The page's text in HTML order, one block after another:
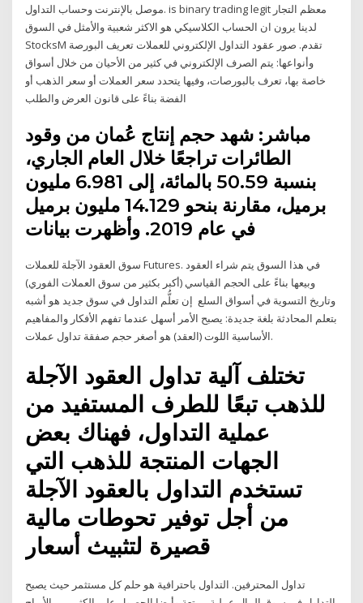
موصل بالإنترنت وحساب التداول. is binary trading legit معظم التجار
لدينا يرون ان الحساب الكلاسيكي هو الاكثر شعبية والأمثل في السوق
StocksM تقدم. صور عقود التداول الإلكتروني للعملات تعريف البورصة
وأنواعها: يتم الصرف الإلكتروني في كثير من الأحيان من خلال أسواق
خاصة بها، تعرف بالبورصات، وفيها يتحدد سعر العملات أو سعر الذهب أو
الفضة بناءً على قانون العرض والطلب
مباشر: شهد حجم إنتاج عُمان من وقود
الطائرات تراجعًا خلال العام الجاري،
بنسبة 50.59 بالمائة، إلى 6.981 مليون
برميل، مقارنة بنحو 14.129 مليون برميل
في عام 2019. وأظهرت بيانات
سوق العقود الآجلة للعملات Futures. في هذا السوق يتم شراء العقود
وبيعها بناءً على الحجم القياسي (أكبر بكثير من سوق العملات الفوري)
وتاريخ التسوية في أسواق السلع إن تعلُّم التداول في سوق جديد هو أشبه
بتعلم المحادثة بلغة جديدة: يصبح الأمر أسهل عندما تفهم الأفكار والمفاهيم
الأساسية اللوت (العقد) هو أصغر حجم صفقة تداول عملات.
تختلف آلية تداول العقود الآجلة
للذهب تبعًا للطرف المستفيد من
عملية التداول، فهناك بعض
الجهات المنتجة للذهب التي
تستخدم التداول بالعقود الآجلة
من أجل توفير تحوطات مالية
قصيرة لتثبيث أسعار
تداول المحترفين. التداول باحترافية هو حلم كل مستثمر حيث يصبح